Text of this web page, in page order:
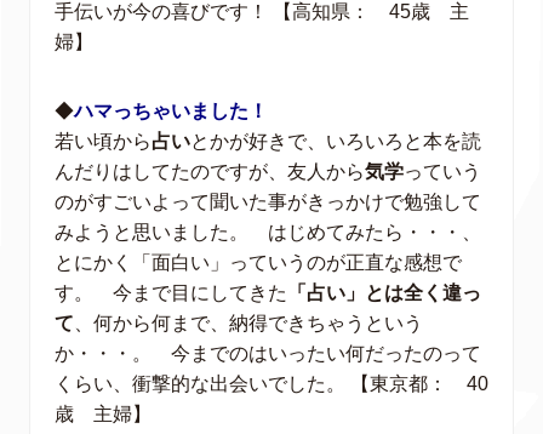
手伝いが今の喜びです！ 【高知県： 45歳 主
婦】
◆ハマっちゃいました！
若い頃から占いとかが好きで、いろいろと本を読
んだりはしてたのですが、友人から気学っていう
のがすごいよって聞いた事がきっかけで勉強して
みようと思いました。 はじめてみたら・・・、
とにかく「面白い」っていうのが正直な感想で
す。 今まで目にしてきた
「占い」とは全く違っ
て 、何から何まで、納得できちゃうという
か・・・。 今までのはいったい何だったのって
くらい、衝撃的な出会いでした。 【東京都： 40
歳 主婦】